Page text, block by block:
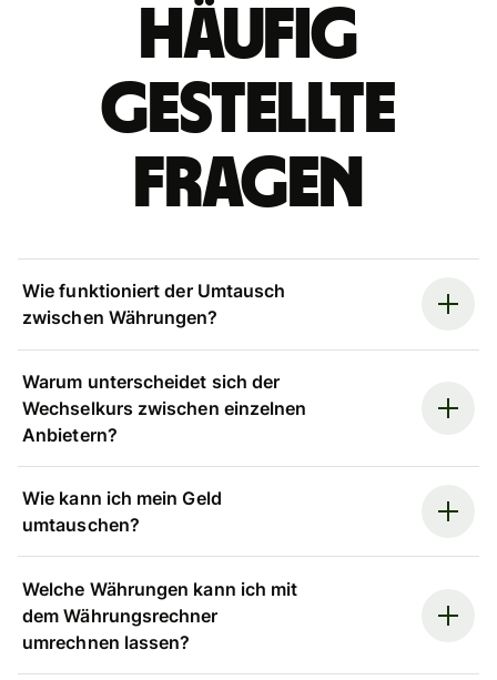
Häufig
gestellte
Fragen
Wie funktioniert der Umtausch
zwischen Währungen?
Warum unterscheidet sich der
Wechselkurs zwischen einzelnen
Anbietern?
Wie kann ich mein Geld
umtauschen?
Welche Währungen kann ich mit
dem Währungsrechner
umrechnen lassen?